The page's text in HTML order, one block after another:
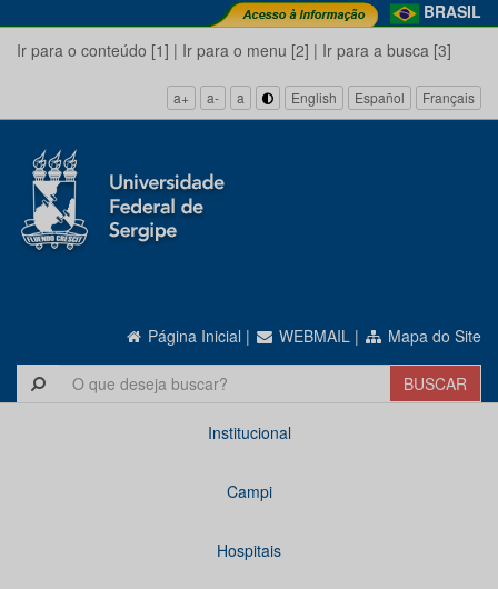
BRASIL
Ir para o conteúdo [1] | Ir para o menu [2] | Ir para a busca [3]
a+ a- a English Español Français
Página Inicial | WEBMAIL | Mapa do Site
Institucional
Campi
Hospitais